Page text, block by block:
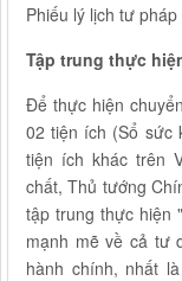
Phiếu lý lịch tư
Tập trung thực
Để thực hiện
02 tiện ích (Sổ sức
tiện ích khác trên
chất, Thủ tướng
tập trung thực hiện
mạnh mẽ về cả tư
hành chính, nhất